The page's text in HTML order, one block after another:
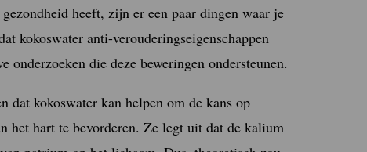
heeft, zijn er een paar dingen waar je
kokoswater anti-verouderingseigenschappen
die deze beweringen ondersteunen.
dat kokoswater kan helpen om de kans op
het hart te bevorderen. Ze legt uit dat de kalium